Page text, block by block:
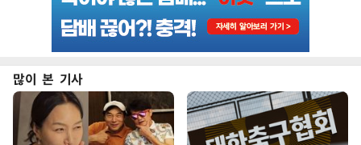
많이 본 기사